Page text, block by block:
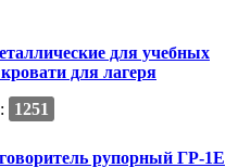
для учебных
для лагеря
1251
рупорный ГР-1Е